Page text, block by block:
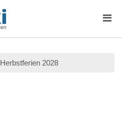
Herbstferien 2028